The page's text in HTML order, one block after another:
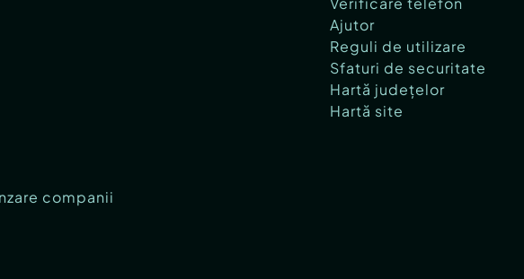
companii
Ajutor
Reguli de utilizare
Sfaturi de securitate
Hartă județelor
Hartă site